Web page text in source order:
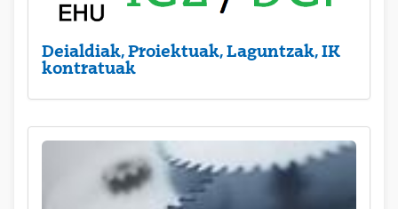
Deialdiak, Proiektuak, Laguntzak, IK
kontratuak